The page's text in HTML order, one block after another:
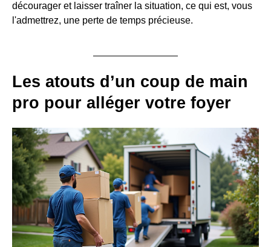
décourager et laisser traîner la situation, ce qui est, vous
l'admettrez, une perte de temps précieuse.
Les atouts d’un coup de main
pro pour alléger votre foyer